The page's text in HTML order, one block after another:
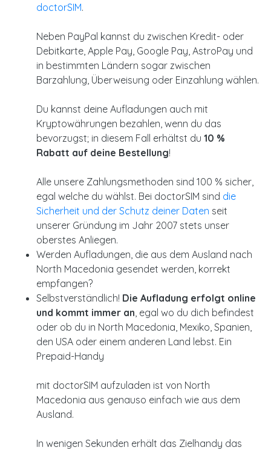
doctorSIM.
Neben PayPal kannst du zwischen Kredit- oder
Debitkarte, Apple Pay, Google Pay, AstroPay und
in bestimmten Ländern sogar zwischen
Barzahlung, Überweisung oder Einzahlung wählen.
Du kannst deine Aufladungen auch mit
Kryptowährungen bezahlen, wenn du das
bevorzugst; in diesem Fall erhältst du 10 %
Rabatt auf deine Bestellung!
Alle unsere Zahlungsmethoden sind 100 % sicher,
egal welche du wählst. Bei doctorSIM sind die
Sicherheit und der Schutz deiner Daten seit
unserer Gründung im Jahr 2007 stets unser
oberstes Anliegen.
Werden Aufladungen, die aus dem Ausland nach
North Macedonia gesendet werden, korrekt
empfangen?
Selbstverständlich! Die Aufladung erfolgt online
und kommt immer an , egal wo du dich befindest
oder ob du in North Macedonia, Mexiko, Spanien,
den USA oder einem anderen Land lebst. Ein
Prepaid-Handy
mit doctorSIM aufzuladen ist von North
Macedonia aus genauso einfach wie aus dem
Ausland.
In wenigen Sekunden erhält das Zielhandy das